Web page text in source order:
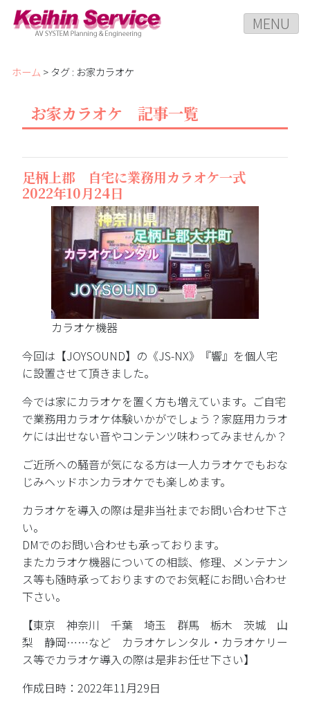
MENU
ホーム > タグ : お家カラオケ
お家カラオケ 記事一覧
足柄上郡 自宅に業務用カラオケ一式
2022年10月24日
カラオケ機器
今回は【JOYSOUND】の《JS-NX》『響』を個人宅
に設置させて頂きました。
今では家にカラオケを置く方も増えています。ご自宅
で業務用カラオケ体験いかがでしょう？家庭用カラオ
ケには出せない音やコンテンツ味わってみませんか？
ご近所への騒音が気になる方は一人カラオケでもおな
じみヘッドホンカラオケでも楽しめます。
カラオケを導入の際は是非当社までお問い合わせ下さ
い。
DMでのお問い合わせも承っております。
またカラオケ機器についての相談、修理、メンテナン
ス等も随時承っておりますのでお気軽にお問い合わせ
下さい。
【東京 神奈川 千葉 埼玉 群馬 栃木 茨城 山
梨 静岡……など カラオケレンタル・カラオケリー
ス等でカラオケ導入の際は是非お任せ下さい】
作成日時：2022年11月29日